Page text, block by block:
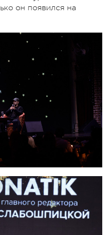
он появился на